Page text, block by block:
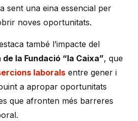
sent una eina essencial per
noves oportunitats.
també l’impacte del
la Fundació “la Caixa”, que
laborals entre gener i
a apropar oportunitats
que afronten més barreres